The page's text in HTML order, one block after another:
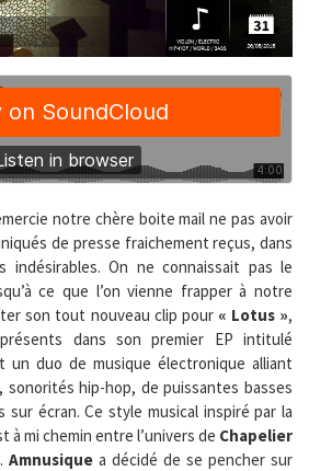
notre chère boite mail ne pas avoir
de presse fraichement reçus, dans
indésirables. On ne connaissait pas le
ce que l’on vienne frapper à notre
son tout nouveau clip pour « Lotus »,
dans son premier EP intitulé
un duo de musique électronique alliant
sonorités hip-hop, de puissantes basses
écran. Ce style musical inspiré par la
à mi chemin entre l’univers de Chapelier
. Amnusique a décidé de se pencher sur